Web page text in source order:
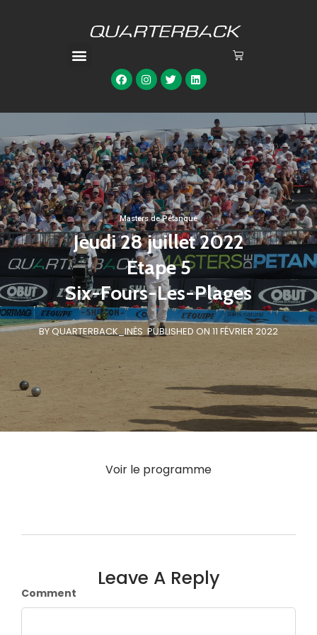
Masters de Pétanque
Jeudi 28 juillet 2022
Etape 5
Six-Fours-Les-Plages
BY QUARTERBACK_INÈS PUBLISHED ON 11 FÉVRIER 2022
Voir le programme
Leave A Reply
Comment